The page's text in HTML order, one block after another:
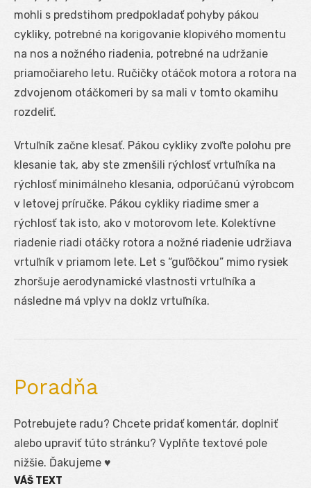
mohli s predstihom predpokladať pohyby pákou
cykliky, potrebné na korigovanie klopivého momentu
na nos a nožného riadenia, potrebné na udržanie
priamočiareho letu. Ručičky otáčok motora a rotora na
zdvojenom otáčkomeri by sa mali v tomto okamihu
rozdeliť.
Vrtuľník začne klesať. Pákou cykliky zvoľte polohu pre
klesanie tak, aby ste zmenšili rýchlosť vrtuľníka na
rýchlosť minimálneho klesania, odporúčanú výrobcom
v letovej príručke. Pákou cykliky riadime smer a
rýchlosť tak isto, ako v motorovom lete. Kolektívne
riadenie riadi otáčky rotora a nožné riadenie udržiava
vrtuľník v priamom lete. Let s “guľôčkou” mimo rysiek
zhoršuje aerodynamické vlastnosti vrtuľníka a
následne má vplyv na doklz vrtuľníka.
Poradňa
Potrebujete radu? Chcete pridať komentár, doplniť
alebo upraviť túto stránku? Vyplňte textové pole
nižšie. Ďakujeme ♥
VÁŠ TEXT